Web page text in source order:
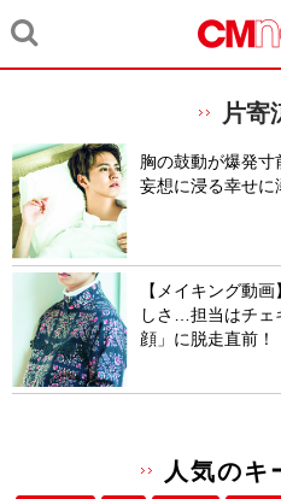
片寄
胸の鼓動が爆発
妄想に浸る幸せ
【メイキング動
しさ…担当はチェ
顔」に脱走直前！
人気のキ